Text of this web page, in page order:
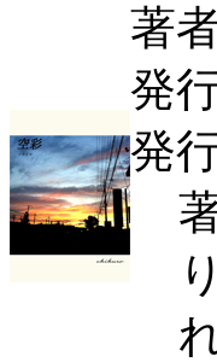
著
発
発